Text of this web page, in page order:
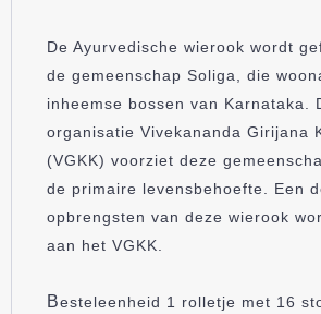
De Ayurvedische wierook wordt
de gemeenschap Soliga, die
inheemse bossen van Karnataka.
organisatie Vivekananda Girijana
(VGKK) voorziet deze
de primaire levensbehoefte. Een
opbrengsten van deze wierook
aan het VGKK.
Besteleenheid 1 rolletje met 16